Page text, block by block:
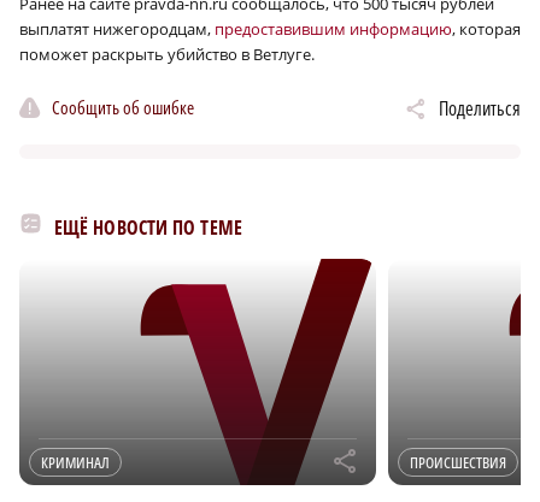
выплатят нижегородцам, предоставившим информацию, которая
поможет раскрыть убийство в Ветлуге.
Сообщить об ошибке Поделиться
ЕЩЁ НОВОСТИ ПО ТЕМЕ
КРИМИНАЛ r ПРОИСШЕСТВИЯ